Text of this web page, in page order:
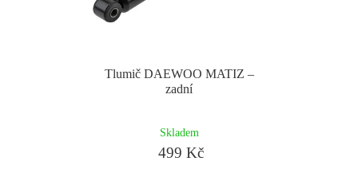
Tlumič DAEWOO MATIZ –
zadní
Skladem
499 Kč